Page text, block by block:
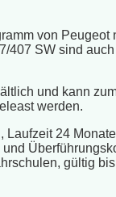
von Peugeot
407 SW sind auch
und kann
werden.
Laufzeit 24
gültig bis